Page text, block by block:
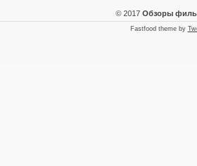
© 2017 Обзоры
Fastfood theme by